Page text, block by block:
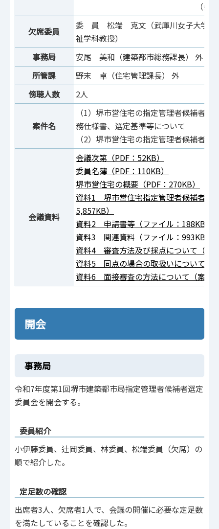
（委
欠席委員
委 員 松端 克文（武庫川女子大学心
祉学科教授）
事務局
安尾 美和（建築都市総務課長） 外
所管課
野末 卓（住宅管理課長） 外
傍聴人数
2人
案件名
（1）堺市営住宅の指定管理者候補者
務仕様書、選定基準等について
（2）堺市営住宅の指定管理者候補者の
会議資料
会議次第（PDF：52KB）
委員名簿（PDF：110KB）
堺市営住宅の概要（PDF：270KB）
資料1 堺市営住宅指定管理者候補者選
5,857KB）
資料2 申請書等（ファイル：188KB）
資料3 関連資料（ファイル：993KB）
資料4 審査方法及び採点について（案
資料5 同点の場合の取扱いについて（
資料6 面接審査の方法について（案（
開会
事務局
令和7年度第1回堺市建築都市局指定管理者候補者選定
委員会を開会する。
委員紹介
小伊藤委員、辻岡委員、林委員、松端委員（欠席）の
順で紹介した。
定足数の確認
出席者3人、欠席者1人で、会議の開催に必要な定足数
を満たしていることを確認した。